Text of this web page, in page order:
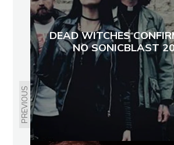
PREVIOUS
DEAD WITCHES
NO SONICBLAST